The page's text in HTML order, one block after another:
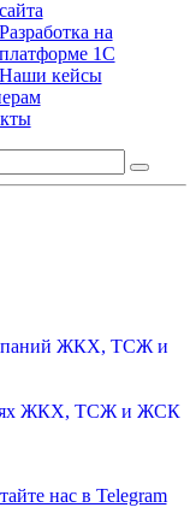
сайта
Разработка на
платформе 1С
Наши кейсы
ЖКХ, ТСЖ и
ЖКХ, ТСЖ и ЖСК
нас в Telegram